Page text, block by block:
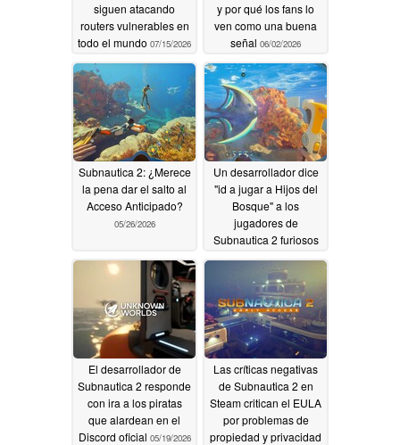
siguen atacando
routers vulnerables en
todo el mundo 07/15/2026
y por qué los fans lo
ven como una buena
señal 06/02/2026
Subnautica 2: ¿Merece
la pena dar el salto al
Acceso Anticipado?
05/26/2026
Un desarrollador dice
"id a jugar a Hijos del
Bosque" a los
jugadores de
Subnautica 2 furiosos
05/23/2026
El desarrollador de
Subnautica 2 responde
con ira a los piratas
que alardean en el
Discord oficial 05/19/2026
Las críticas negativas
de Subnautica 2 en
Steam critican el EULA
por problemas de
propiedad y privacidad